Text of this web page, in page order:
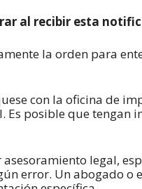
al recibir esta
la orden para
con la oficina de
posible que tengan
asesoramiento legal,
error. Un abogado o